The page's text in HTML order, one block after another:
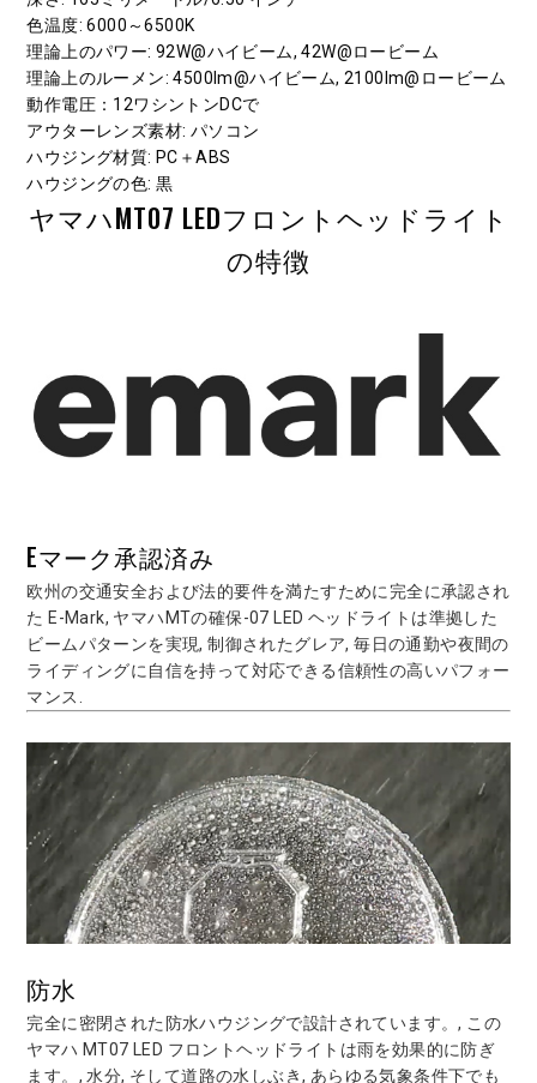
色温度: 6000～6500K
理論上のパワー: 92W@ハイビーム, 42W@ロービーム
理論上のルーメン: 4500lm@ハイビーム, 2100lm@ロービーム
動作電圧 ：12ワシントンDCで
アウターレンズ素材: パソコン
ハウジング材質: PC＋ABS
ハウジングの色: 黒
ヤマハMT07 LEDフロントヘッドライト
の特徴
Eマーク承認済み
欧州の交通安全および法的要件を満たすために完全に承認され
た E-Mark, ヤマハMTの確保-07 LED ヘッドライトは準拠した
ビームパターンを実現, 制御されたグレア, 毎日の通勤や夜間の
ライディングに自信を持って対応できる信頼性の高いパフォー
マンス.
防水
完全に密閉された防水ハウジングで設計されています。, この
ヤマハ MT07 LED フロントヘッドライトは雨を効果的に防ぎ
ます。, 水分, そして道路の水しぶき, あらゆる気象条件下でも